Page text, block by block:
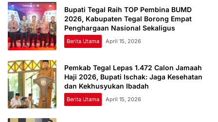
Bupati Tegal Raih TOP Pembina BUMD
2026, Kabupaten Tegal Borong Empat
Penghargaan Nasional Sekaligus
Berita Utama April 15, 2026
Pemkab Tegal Lepas 1.472 Calon Jamaah
Haji 2026, Bupati Ischak: Jaga Kesehatan
dan Kekhusyukan Ibadah
Berita Utama April 15, 2026